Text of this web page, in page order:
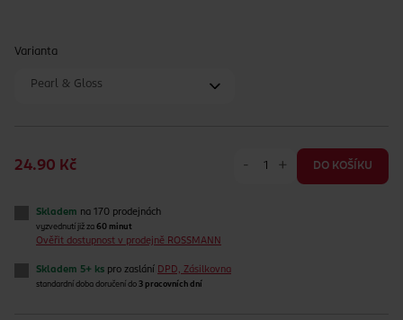
Varianta
Pearl & Gloss
24.90 Kč - + DO KOŠÍKU
Skladem na 170 prodejnách
vyzvednutí již za 60 minut
Ověřit dostupnost v prodejně ROSSMANN
Skladem 5+ ks pro zaslání DPD, Zásilkovna
standardní doba doručení do 3 pracovních dní